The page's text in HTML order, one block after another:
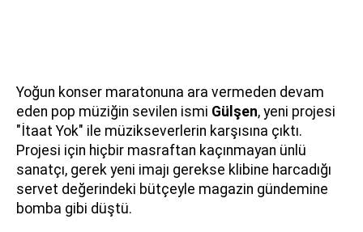
Yoğun konser maratonuna ara vermeden devam
eden pop müziğin sevilen ismi Gülşen, yeni projesi
"İtaat Yok" ile müzikseverlerin karşısına çıktı.
Projesi için hiçbir masraftan kaçınmayan ünlü
sanatçı, gerek yeni imajı gerekse klibine harcadığı
servet değerindeki bütçeyle magazin gündemine
bomba gibi düştü.